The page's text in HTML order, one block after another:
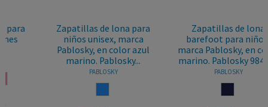
Zapatillas de lona para
niños unisex, marca
Pablosky, en color azul
marino. Pablosky...
Zapatillas de lona
barefoot para niños,
marca Pablosky, en color
marino. Pablosky 984720